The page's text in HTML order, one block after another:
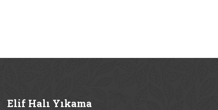
Elif Halı Yıkama